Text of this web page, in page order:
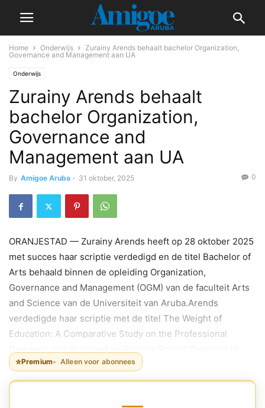
Home Onderwijs
Zurainy Arends behaalt bachelor Organization,
Governance and Management aan UA
Onderwijs
Zurainy Arends behaalt
bachelor Organization,
Governance and
Management aan UA
By Amigoe Aruba - 31 oktober, 2025 0
ORANJESTAD — Zurainy Arends heeft op 28 oktober 2025
met succes haar scriptie verdedigd en de titel Bachelor of
Arts behaald binnen de opleiding Organization,
Governance and Management (OGM) van de faculteit Arts
and Science van de Universiteit van Aruba.Arends
verdedigde haar scriptie met de titel The Weight of
Education: A Comparative Study on the Professional
Aruba’s Public and Private School Sectors.
⭐Premium Alleen voor abonnees